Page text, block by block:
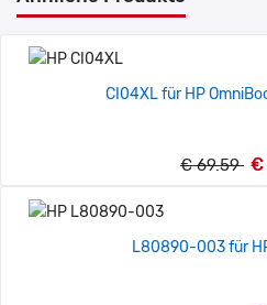
CI04XL für HP
€ 69.59 €
L80890-003 für